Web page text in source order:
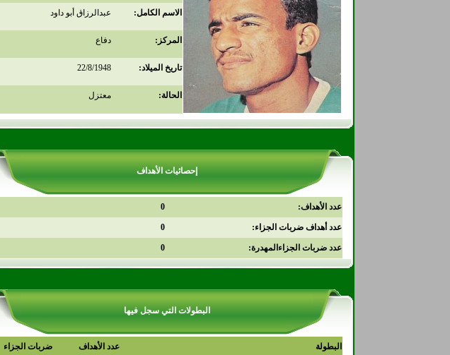
الاسم الكامل: عبدالرزاق أبو داود
المركز: دفاع
تاريخ الميلاد: 22/8/1948
الحالة: معتزل
إحصائيات الأهداف
عدد الأهداف: 0
عدد أهداف ضربات الجزاء: 0
عدد ضربات الجزاءالمهدرة: 0
البطولات التي سجل فيها
البطولة عدد الأهداف ضربات الجزاء